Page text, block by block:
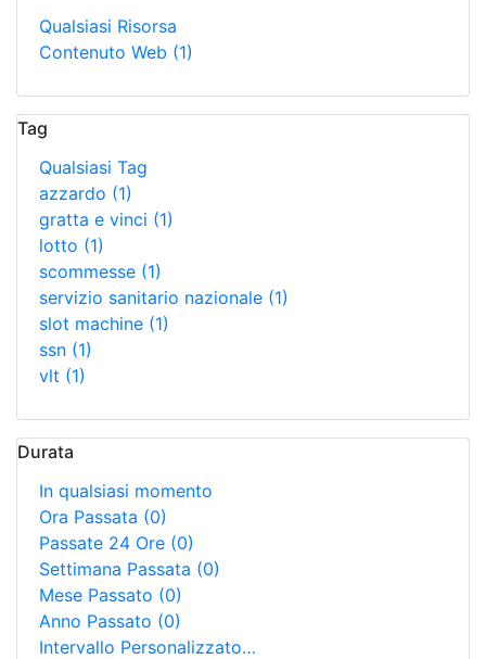
Qualsiasi Risorsa
Contenuto Web (1)
Tag
Qualsiasi Tag
azzardo (1)
gratta e vinci (1)
lotto (1)
scommesse (1)
servizio sanitario nazionale (1)
slot machine (1)
ssn (1)
vlt (1)
Durata
In qualsiasi momento
Ora Passata (0)
Passate 24 Ore (0)
Settimana Passata (0)
Mese Passato (0)
Anno Passato (0)
Intervallo Personalizzato…